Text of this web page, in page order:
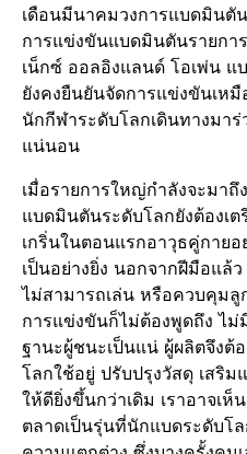
เดือนมีนาคมวงการแบดมินตั
การแข่งขันแบดมินตันรายกา
เน็กซ์ ออลอิงแลนด์ โอเพ่น
ยังคงยืนยันจัดการแข่งขันเห
นักกีฬาระดับโลกเดินทางมา
แน่นอน
เมื่อรายการใหญ่กำลังจะมา
แบดมินตันระดับโลกยังต้องเ
เกริ่นในตอนแรกอาวุธคู่กาย
เป็นอย่างยิ่ง นอกจากฝีมือแล้
ไม่สามารถเล่น หรือควบคุมลู
การแข่งขันก็ไม่ต้องพูดถึง ไ
ฐานะผู้ชนะเป็นแน่ ผู้ผลิตจึงต้
โลกใช้อยู่ ปรับปรุงวัสดุ เสริม
ให้ดียิ่งขึ้นกว่าเดิม เราอาจเ
ตลาดเป็นรุ่นที่นักแบดระดับโ